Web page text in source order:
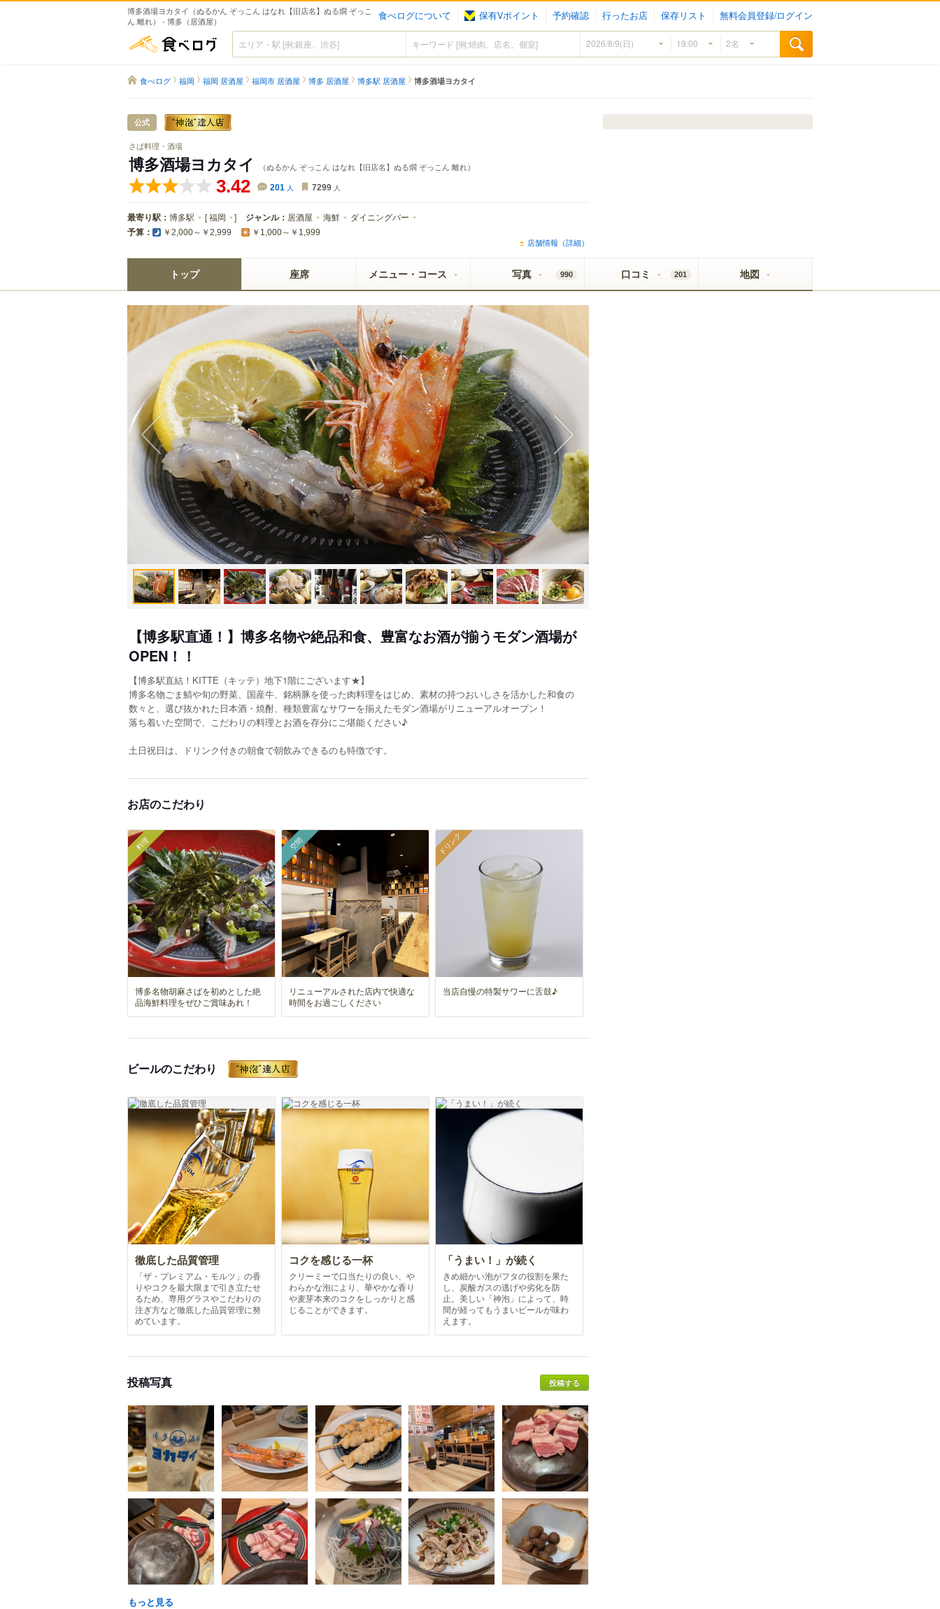
博多酒場ヨカタイ（ぬるかん ぞっこん はなれ【旧店名】ぬる燗 ぞっこ
ん 離れ） - 博多（居酒屋）
食べログについて 保有Vポイント 予約確認 行ったお店 保存リスト 無料会員登録/ログイン
食べログ
食べログ 福岡 福岡 居酒屋 福岡市 居酒屋 博多 居酒屋 博多駅 居酒屋 博多酒場ヨカタイ
公式
さば料理・酒場
博多酒場ヨカタイ （ぬるかん ぞっこん はなれ【旧店名】ぬる燗 ぞっこん 離れ）
3.42 201 人 7299 人
最寄り駅： 博多駅 [福岡 ] ジャンル： 居酒屋 海鮮 ダイニングバー
予算： ￥2,000～￥2,999 ￥1,000～￥1,999
店舗情報（詳細）
トップ 座席 メニュー・コース 写真 990 口コミ 201 地図
【博多駅直通！】博多名物や絶品和食、豊富なお酒が揃うモダン酒場が
OPEN！！
【博多駅直結！KITTE（キッテ）地下1階にございます★】
博多名物ごま鯖や旬の野菜、国産牛、銘柄豚を使った肉料理をはじめ、素材の持つおいしさを活かした和食の
数々と、選び抜かれた日本酒・焼酎、種類豊富なサワーを揃えたモダン酒場がリニューアルオープン！
落ち着いた空間で、こだわりの料理とお酒を存分にご堪能ください♪
土日祝日は、ドリンク付きの朝食で朝飲みできるのも特徴です。
お店のこだわり
料理
博多名物胡麻さばを初めとした絶
品海鮮料理をぜひご賞味あれ！
空間
リニューアルされた店内で快適な
時間をお過ごしください
ドリンク
当店自慢の特製サワーに舌鼓♪
ビールのこだわり
徹底した品質管理
「ザ・プレミアム・モルツ」の香
りやコクを最大限まで引き立たせ
るため、専用グラスやこだわりの
注ぎ方など徹底した品質管理に努
めています。
コクを感じる一杯
クリーミーで口当たりの良い、や
わらかな泡により、華やかな香り
や麦芽本来のコクをしっかりと感
じることができます。
「うまい！」が続く
きめ細かい泡がフタの役割を果た
し、炭酸ガスの逃げや劣化を防
止。美しい「神泡」によって、時
間が経ってもうまいビールが味わ
えます。
投稿写真 投稿する
もっと見る